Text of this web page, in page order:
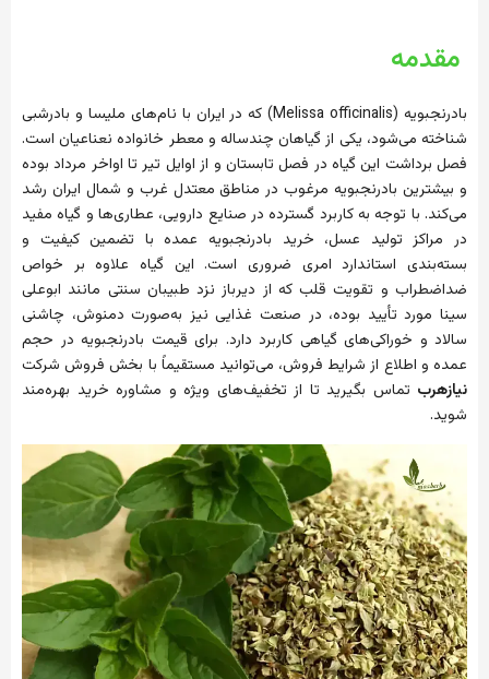
مقدمه
بادرنجبویه (Melissa officinalis) که در ایران با نام‌های ملیسا و بادرشبی
شناخته می‌شود، یکی از گیاهان چندساله و معطر خانواده نعناعیان است.
فصل برداشت این گیاه در فصل تابستان و از اوایل تیر تا اواخر مرداد بوده
و بیشترین بادرنجبویه مرغوب در مناطق معتدل غرب و شمال ایران رشد
می‌کند. با توجه به کاربرد گسترده در صنایع دارویی، عطاری‌ها و گیاه مفید
در مراکز تولید عسل، خرید بادرنجبویه عمده با تضمین کیفیت و
بسته‌بندی استاندارد امری ضروری است. این گیاه علاوه بر خواص
ضداضطراب و تقویت قلب‌ که از دیرباز نزد طبیبان سنتی مانند ابوعلی
سینا مورد تأیید بوده، در صنعت غذایی نیز به‌صورت دمنوش، چاشنی
سالاد و خوراکی‌های گیاهی کاربرد دارد. برای قیمت بادرنجبویه در حجم
عمده و اطلاع از شرایط فروش، می‌توانید مستقیماً با بخش فروش شرکت
نیازهرب تماس بگیرید تا از تخفیف‌های ویژه و مشاوره خرید بهره‌مند
شوید.